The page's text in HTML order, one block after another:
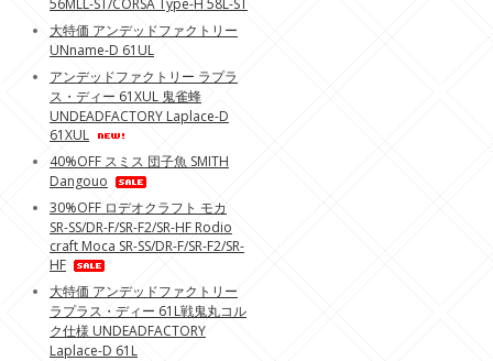
大特価 アンデッドファクトリー
UNname-D 61UL
アンデッドファクトリー ラプラ
ス・ディー 61XUL 鬼雀蜂
UNDEADFACTORY Laplace-D
61XUL
40%OFF スミス 団子魚 SMITH
Dangouo
30%OFF ロデオクラフト モカ
SR-SS/DR-F/SR-F2/SR-HF Rodio
craft Moca SR-SS/DR-F/SR-F2/SR-
HF
大特価 アンデッドファクトリー
ラプラス・ディー 61L戦鬼丸コル
ク仕様 UNDEADFACTORY
Laplace-D 61L